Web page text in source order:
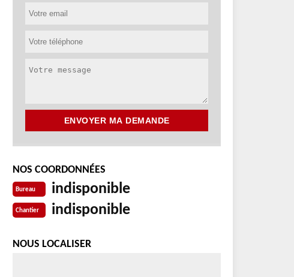
NOS COORDONNÉES
Bureau indisponible
Chantier indisponible
NOUS LOCALISER